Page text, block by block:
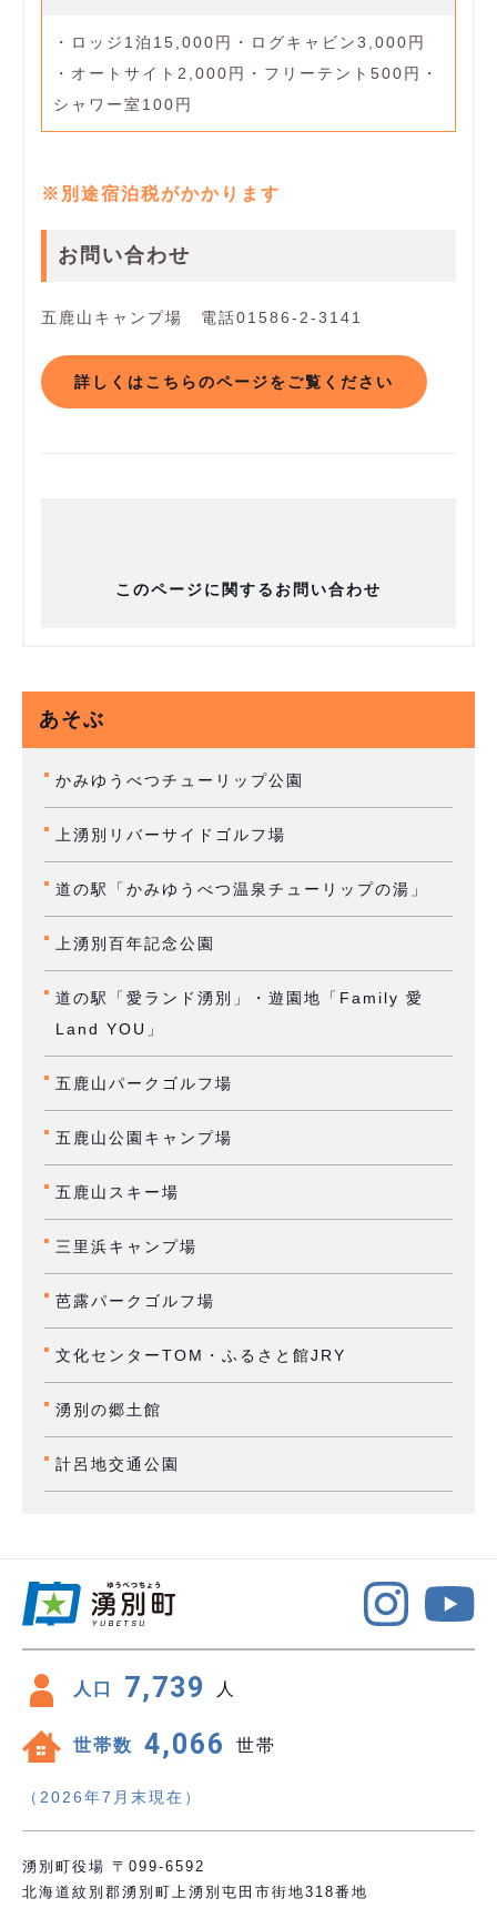
・ロッジ1泊15,000円・ログキャビン3,000円
・オートサイト2,000円・フリーテント500円・
シャワー室100円
※別途宿泊税がかかります
お問い合わせ
五鹿山キャンプ場 電話01586-2-3141
詳しくはこちらのページをご覧ください
このページに関するお問い合わせ
あそぶ
かみゆうべつチューリップ公園
上湧別リバーサイドゴルフ場
道の駅「かみゆうべつ温泉チューリップの湯」
上湧別百年記念公園
道の駅「愛ランド湧別」・遊園地「Family 愛
Land YOU」
五鹿山パークゴルフ場
五鹿山公園キャンプ場
五鹿山スキー場
三里浜キャンプ場
芭露パークゴルフ場
文化センターTOM・ふるさと館JRY
湧別の郷土館
計呂地交通公園
人口 7,739 人
世帯数 4,066 世帯
（2026年7月末現在）
湧別町役場 〒099-6592
北海道紋別郡湧別町上湧別屯田市街地318番地